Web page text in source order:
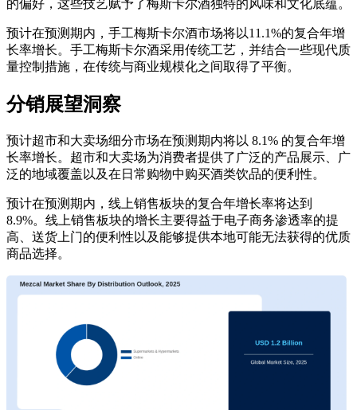
的偏好，这些技艺赋予了梅斯卡尔酒独特的风味和文化底蕴。
预计在预测期内，手工梅斯卡尔酒市场将以11.1%的复合年增
长率增长。手工梅斯卡尔酒采用传统工艺，并结合一些现代质
量控制措施，在传统与商业规模化之间取得了平衡。
分销展望洞察
预计超市和大卖场细分市场在预测期内将以 8.1% 的复合年增
长率增长。超市和大卖场为消费者提供了广泛的产品展示、广
泛的地域覆盖以及在日常购物中购买酒类饮品的便利性。
预计在预测期内，线上销售板块的复合年增长率将达到
8.9%。线上销售板块的增长主要得益于电子商务渗透率的提
高、送货上门的便利性以及能够提供本地可能无法获得的优质
商品选择。